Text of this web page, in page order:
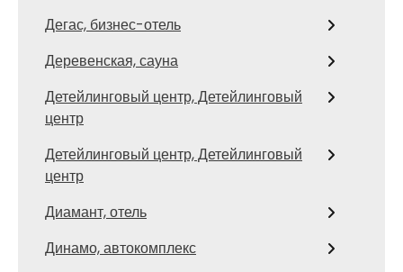
Дегас, бизнес-отель
Деревенская, сауна
Детейлинговый центр, Детейлинговый
центр
Детейлинговый центр, Детейлинговый
центр
Диамант, отель
Динамо, автокомплекс